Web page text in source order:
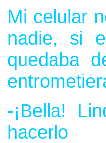
Mi celular
nadie, si
quedaba
-¡Bella!
hacerlo